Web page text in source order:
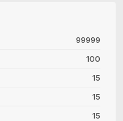
99999
100
15
15
15